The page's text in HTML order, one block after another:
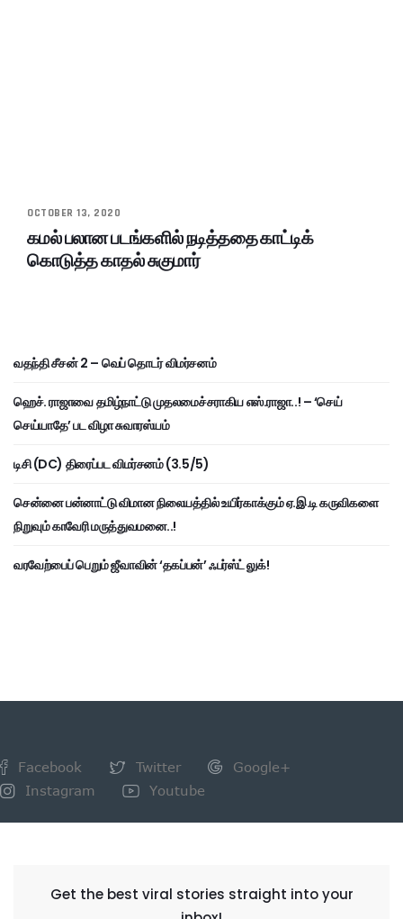
OCTOBER 13, 2020
கமல் பலான படங்களில் நடித்ததை காட்டிக்
கொடுத்த காதல் சுகுமார்
வதந்தி சீசன் 2 – வெப் தொடர் விமர்சனம்
ஹெச். ராஜாவை தமிழ்நாட்டு முதலமைச்சராகிய எஸ்.ராஜா..! – ‘செய்
செய்யாதே’ பட விழா சுவாரஸ்யம்
டிசி (DC) திரைப்பட விமர்சனம் (3.5/5)
சென்னை பன்னாட்டு விமான நிலையத்தில் உயிர்காக்கும் ஏ.இ.டி கருவிகளை
நிறுவும் காவேரி மருத்துவமனை..!
வரவேற்பைப் பெறும் ஜீவாவின் ‘தகப்பன்’ ஃபர்ஸ்ட் லுக்!
Facebook Twitter
Google+
Instagram
Youtube
Get the best viral stories straight into your